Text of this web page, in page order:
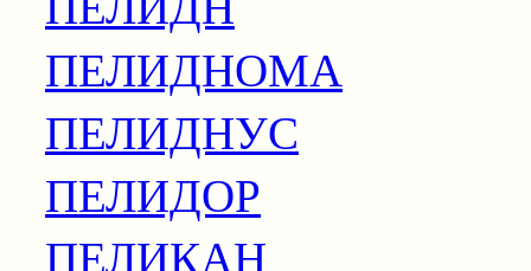
ПЕЛИДНОМА
ПЕЛИДНУС
ПЕЛИДОР
ПЕЛИКАН